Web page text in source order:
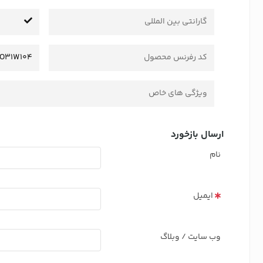
گارانتی بین المللی
کد رفرنس محصول
ویژگی های خاص
ارسال بازخورد
نام
ایمیل
وب سایت / وبلاگ